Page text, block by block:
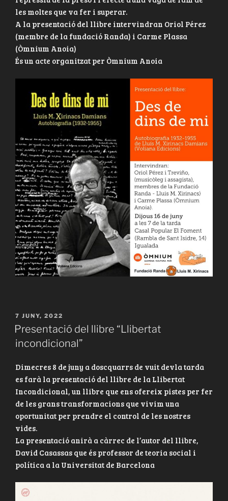
les moltes que va fer i superar.
A la presentació del llibre intervindran Oriol Pérez
(membre de la fundació Randa) i Carme Plassa
(Òmnium Anoia)
És un acte organitzat per Òmnium Anoia
PUBLICAT
A
7 JUNY, 2022
Presentació del llibre “Llibertat
incondicional”
Dimecres 8 de juny a doscquarrs de vuit devla tarda
es farà la presentació del llibre de la Llibertat
Incondicional, un llibre que ens ofereix pistes per fer
de les grans transformacions que vivim una
oportunitat per prendre el control de les nostres
vides.
La presentació anirà a càrrec de l’autor del llibre,
David Casassas que és professor de teoria social i
política a la Universitat de Barcelona